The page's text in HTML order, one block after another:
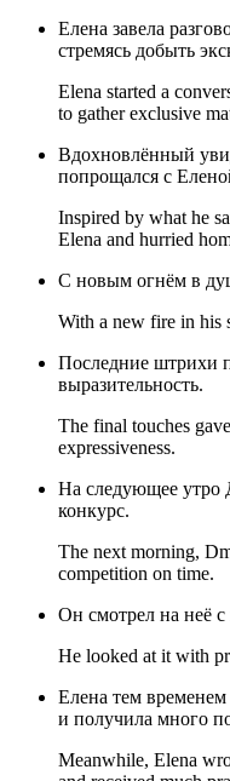
Елена завела
стремясь добыть
Elena started a
to gather exclusive
Вдохновлённый
попрощался с
Inspired by what he
Elena and hurried
С новым огнём в
With a new fire in his
Последние штрихи
выразительность.
The final touches
expressiveness.
На следующее утро
конкурс.
The next morning,
competition on time.
Он смотрел на неё
He looked at it with
Елена тем
и получила много
Meanwhile, Elena